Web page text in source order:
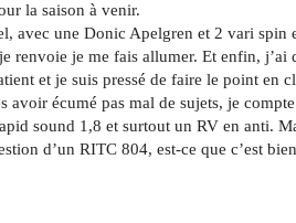
la saison à venir.
avec une Donic Apelgren et 2 vari
renvoie je me fais allumer. Et enfin,
et je suis pressé de faire le point
avoir écumé pas mal de sujets, je
sound 1,8 et surtout un RV en anti.
d’un RITC 804, est-ce que c’est